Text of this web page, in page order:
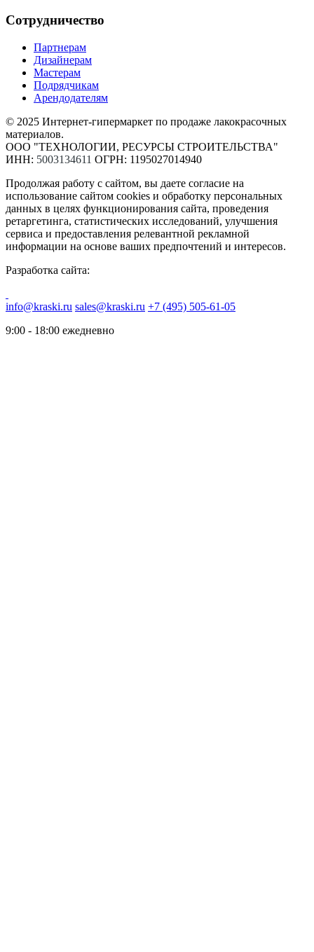
Сотрудничество
Партнерам
Дизайнерам
Мастерам
Подрядчикам
Арендодателям
© 2025 Интернет-гипермаркет по продаже лакокрасочных
материалов.
ООО "ТЕХНОЛОГИИ, РЕСУРСЫ СТРОИТЕЛЬСТВА"
ИНН: 5003134611 ОГРН: 1195027014940
Продолжая работу с сайтом, вы даете согласие на
использование сайтом cookies и обработку персональных
данных в целях функционирования сайта, проведения
ретаргетинга, статистических исследований, улучшения
сервиса и предоставления релевантной рекламной
информации на основе ваших предпочтений и интересов.
Разработка сайта:
info@kraski.ru sales@kraski.ru +7 (495) 505-61-05
9:00 - 18:00 ежедневно